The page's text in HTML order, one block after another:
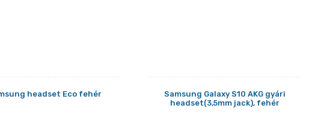
headset Eco fehér
Samsung Galaxy S10 AKG gyári
headset(3,5mm jack), fehér